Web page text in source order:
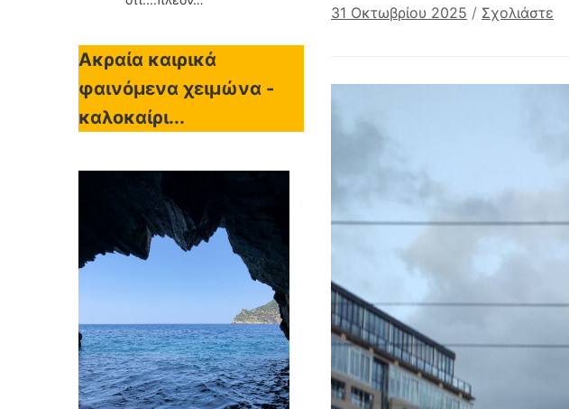
Ακραία καιρικά
φαινόμενα χειμώνα -
καλοκαίρι...
31 Οκτωβρίου 2025 / Σχολιάστε